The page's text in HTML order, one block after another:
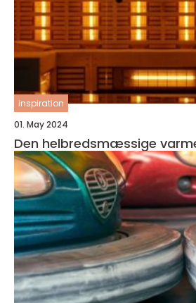
inspiration
01. May 2024
Den helbredsmæssige